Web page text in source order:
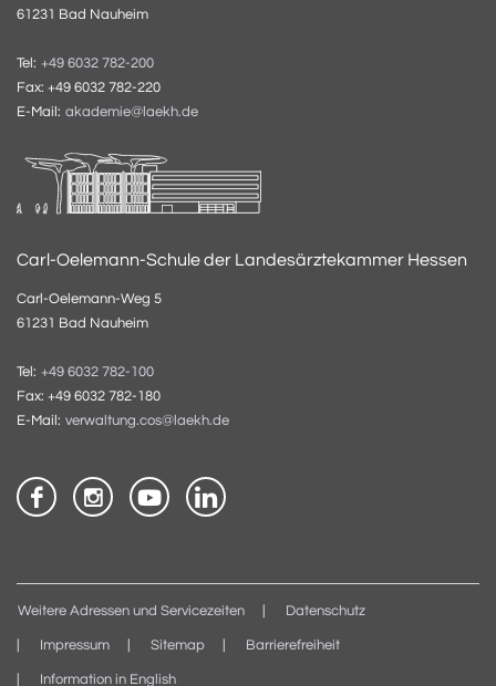
61231 Bad Nauheim
Tel: +49 6032 782-200
Fax: +49 6032 782-220
E-Mail: akademie@laekh.de
Carl-Oelemann-Schule der Landesärztekammer Hessen
Carl-Oelemann-Weg 5
61231 Bad Nauheim
Tel: +49 6032 782-100
Fax: +49 6032 782-180
E-Mail: verwaltung.cos@laekh.de
Weitere Adressen und Servicezeiten Datenschutz
Impressum Sitemap Barrierefreiheit
Information in English